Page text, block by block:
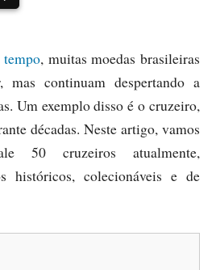
tempo, muitas moedas brasileiras
mas continuam despertando a
Um exemplo disso é o cruzeiro,
décadas. Neste artigo, vamos
50 cruzeiros atualmente,
históricos, colecionáveis e de